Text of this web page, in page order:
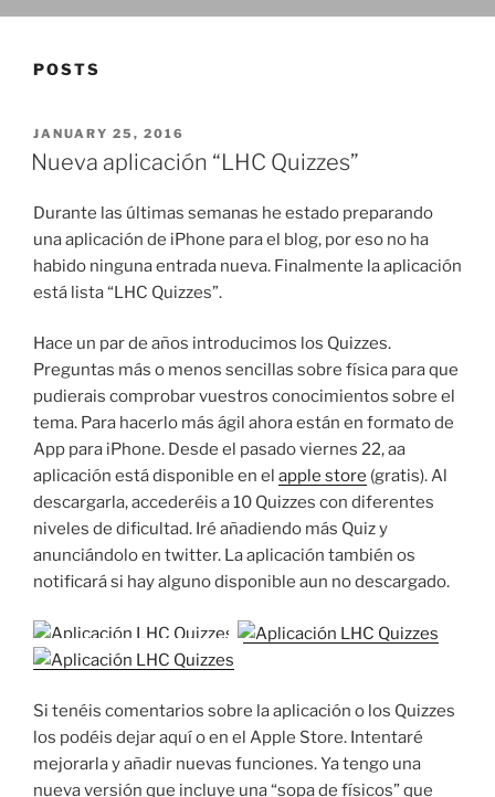
POSTS
POSTED
ON
JANUARY 25, 2016
Nueva aplicación “LHC Quizzes”
Durante las últimas semanas he estado preparando
una aplicación de iPhone para el blog, por eso no ha
habido ninguna entrada nueva. Finalmente la aplicación
está lista “LHC Quizzes”.
Hace un par de años introducimos los Quizzes.
Preguntas más o menos sencillas sobre física para que
pudierais comprobar vuestros conocimientos sobre el
tema. Para hacerlo más ágil ahora están en formato de
App para iPhone. Desde el pasado viernes 22, aa
aplicación está disponible en el apple store (gratis). Al
descargarla, accederéis a 10 Quizzes con diferentes
niveles de dificultad. Iré añadiendo más Quiz y
anunciándolo en twitter. La aplicación también os
notificará si hay alguno disponible aun no descargado.
Si tenéis comentarios sobre la aplicación o los Quizzes
los podéis dejar aquí o en el Apple Store. Intentaré
mejorarla y añadir nuevas funciones. Ya tengo una
nueva versión que incluye una “sopa de físicos” que